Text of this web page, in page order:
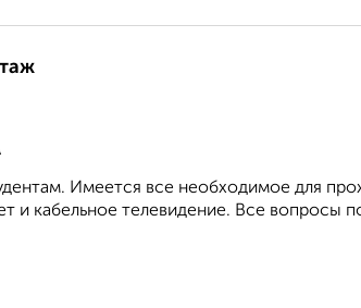
Имеется все необходимое для
и кабельное телевидение. Все вопросы